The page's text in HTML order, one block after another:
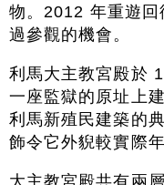
物。2012 年重遊回
過參觀的機會。
利馬大主教宮殿於
一座監獄的原址上
利馬新殖民建築的
飾令它外貎較實際